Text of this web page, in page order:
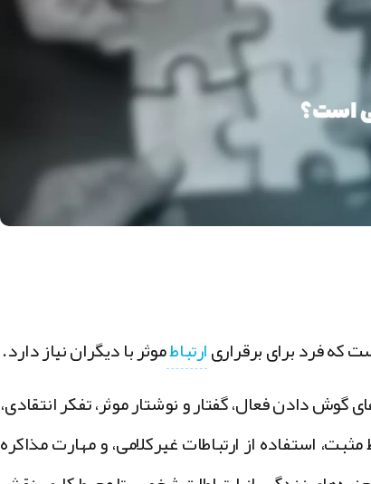
که فرد برای برقراریارتباطموثر با دیگران نیاز دارد.
گوش دادن فعال، گفتار و نوشتار موثر، تفکر انتقادی،
استفاده از ارتباطات غیرکلامی، و مهارت مذاکره